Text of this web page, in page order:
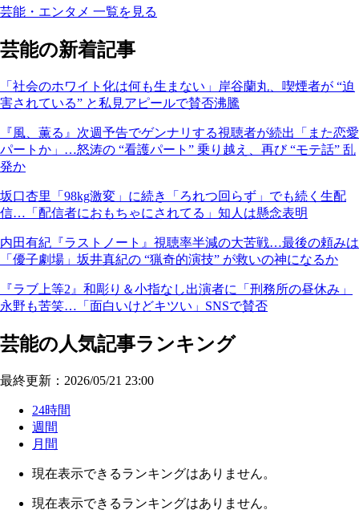
芸能・エンタメ 一覧を見る
芸能の新着記事
「社会のホワイト化は何も生まない」岸谷蘭丸、喫煙者が “迫
害されている” と私見アピールで賛否沸騰
『風、薫る』次週予告でゲンナリする視聴者が続出「また恋愛
パートか」…怒涛の “看護パート” 乗り越え、再び “モテ話” 乱
発か
坂口杏里「98kg激変」に続き「ろれつ回らず」でも続く生配
信…「配信者におもちゃにされてる」知人は懸念表明
内田有紀『ラストノート』視聴率半減の大苦戦…最後の頼みは
「優子劇場」坂井真紀の “猟奇的演技” が救いの神になるか
『ラブ上等2』和彫り＆小指なし出演者に「刑務所の昼休み」
永野も苦笑…「面白いけどキツい」SNSで賛否
芸能の人気記事ランキング
最終更新：2026/05/21 23:00
24時間
週間
月間
現在表示できるランキングはありません。
現在表示できるランキングはありません。